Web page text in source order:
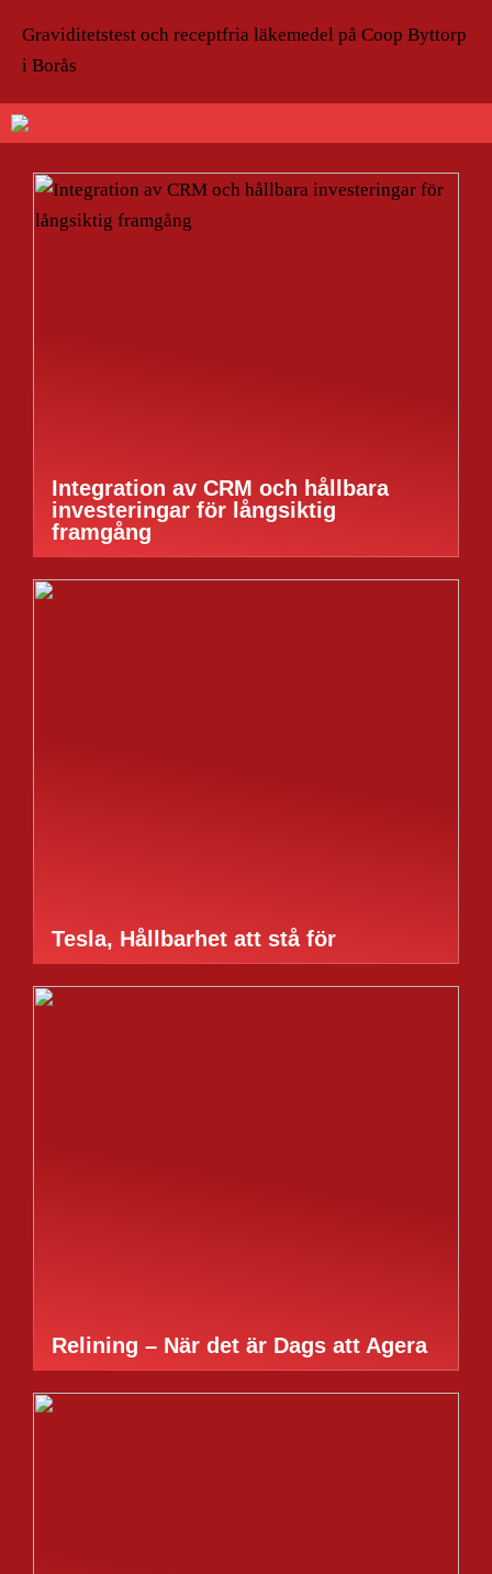
Graviditetstest och receptfria läkemedel på Coop Byttorp
i Borås
Integration av CRM och hållbara
investeringar för långsiktig
framgång
Tesla, Hållbarhet att stå för
Relining – När det är Dags att Agera